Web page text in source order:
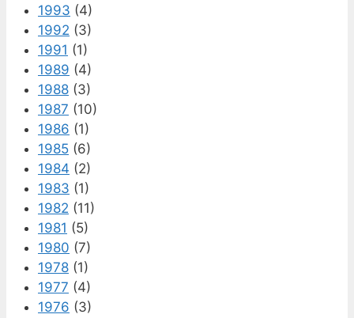
1993 (4)
1992 (3)
1991 (1)
1989 (4)
1988 (3)
1987 (10)
1986 (1)
1985 (6)
1984 (2)
1983 (1)
1982 (11)
1981 (5)
1980 (7)
1978 (1)
1977 (4)
1976 (3)